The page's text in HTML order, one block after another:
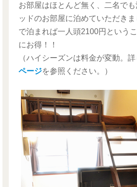
お部屋はほとんど無く、二名で
ッドのお部屋に泊めていただき
で泊まれば一人頭2100円という
にお得！！
（ハイシーズンは料金が変動。
ページを参照ください。）